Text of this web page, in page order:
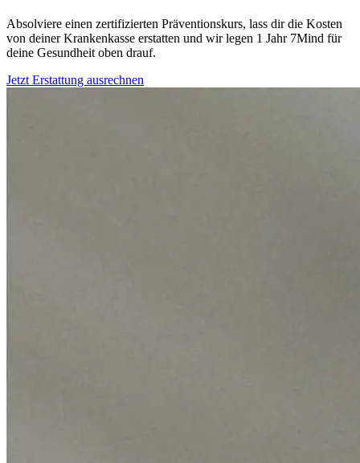
Absolviere einen zertifizierten Präventionskurs, lass dir die Kosten
von deiner Krankenkasse erstatten und wir legen 1 Jahr 7Mind für
deine Gesundheit oben drauf.
Jetzt Erstattung ausrechnen